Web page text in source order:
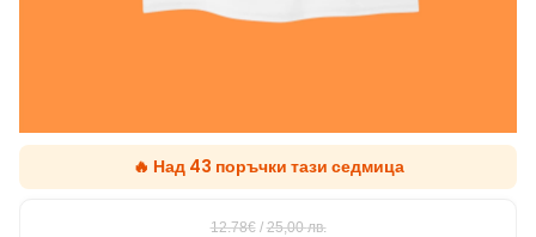
🔥 Над 43 поръчки тази седмица
12.78€ / 25,00лв.